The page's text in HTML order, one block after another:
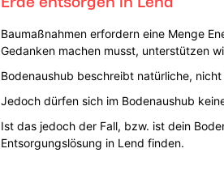
Baumaßnahmen erfordern eine Menge
Gedanken machen musst, unterstützen
Bodenaushub beschreibt natürliche,
Jedoch dürfen sich im Bodenaushub
Ist das jedoch der Fall, bzw. ist dein
Entsorgungslösung in Lend finden.